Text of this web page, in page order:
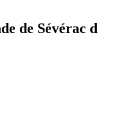
de Sévérac d